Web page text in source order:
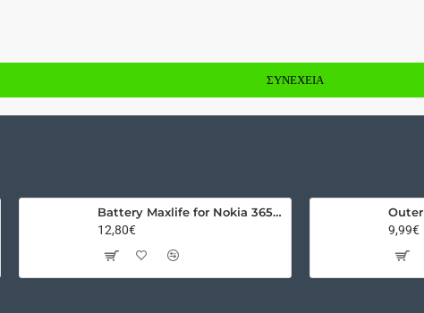
ΣΥΝΈΧΕΙΑ
Battery Maxlife for Nokia 3650 / 3110 Classic / E50 / N91 / BL-5C 1300mAh
12,80€
9,99€